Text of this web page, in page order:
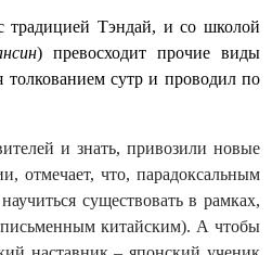
традицией Тэндай, и со школой
) превосходит прочие виды
сутр и проводил по
и знать, привозили новые
отмечает, что, парадоксальным
существовать в рамках,
письменным китайским). А чтобы